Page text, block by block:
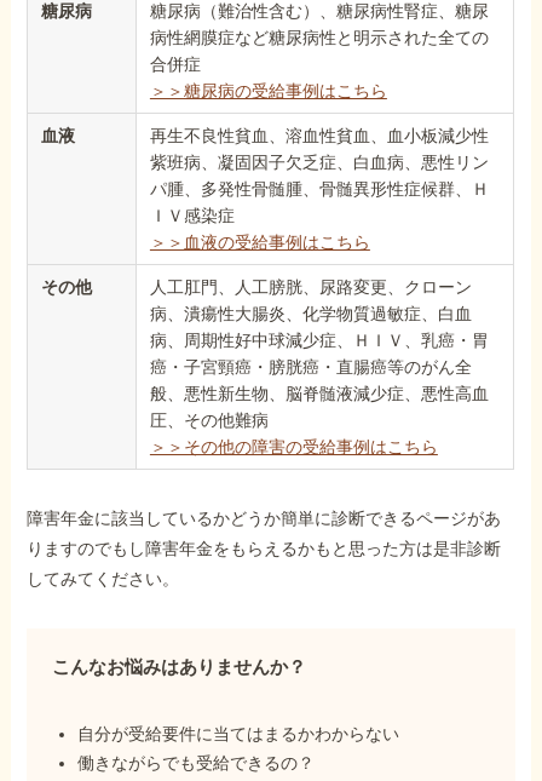
糖尿病
糖尿病（難治性含む）、糖尿病性腎症、糖尿
病性網膜症など糖尿病性と明示された全ての
合併症
＞＞糖尿病の受給事例はこちら
血液
再生不良性貧血、溶血性貧血、血小板減少性
紫班病、凝固因子欠乏症、白血病、悪性リン
パ腫、多発性骨髄腫、骨髄異形性症候群、Ｈ
ＩＶ感染症
＞＞血液の受給事例はこちら
その他
人工肛門、人工膀胱、尿路変更、クローン
病、潰瘍性大腸炎、化学物質過敏症、白血
病、周期性好中球減少症、ＨＩＶ、乳癌・胃
癌・子宮頸癌・膀胱癌・直腸癌等のがん全
般、悪性新生物、脳脊髄液減少症、悪性高血
圧、その他難病
＞＞その他の障害の受給事例はこちら
障害年金に該当しているかどうか簡単に診断できるページがあ
りますのでもし障害年金をもらえるかもと思った方は是非診断
してみてください。
こんなお悩みはありませんか？
自分が受給要件に当てはまるかわからない
働きながらでも受給できるの？